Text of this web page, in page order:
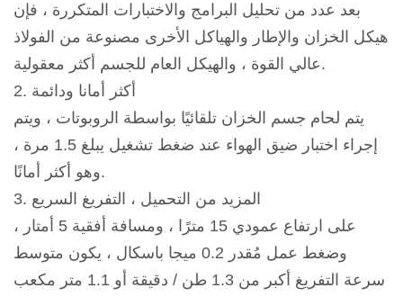
بعد عدد من تحليل البرامج والاختبارات المتكررة ، فإن
هيكل الخزان والإطار والهياكل الأخرى مصنوعة من الفولاذ
عالي القوة ، والهيكل العام للجسم أكثر معقولية.
2. أكثر أمانا ودائمة
يتم لحام جسم الخزان تلقائيًا بواسطة الروبوتات ، ويتم
إجراء اختبار ضيق الهواء عند ضغط تشغيل يبلغ 1.5 مرة ،
وهو أكثر أمانًا.
3. المزيد من التحميل ، التفريغ السريع
على ارتفاع عمودي 15 مترًا ، ومسافة أفقية 5 أمتار ،
وضغط عمل مُقدر 0.2 ميجا باسكال ، يكون متوسط
سرعة التفريغ أكبر من 1.3 طن / دقيقة أو 1.1 متر مكعب